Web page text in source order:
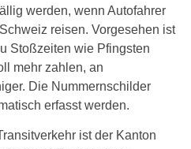
werden, wenn Autofahrer
reisen. Vorgesehen ist
Stoßzeiten wie Pfingsten
mehr zahlen, an
Die Nummernschilder
erfasst werden.
ist der Kanton